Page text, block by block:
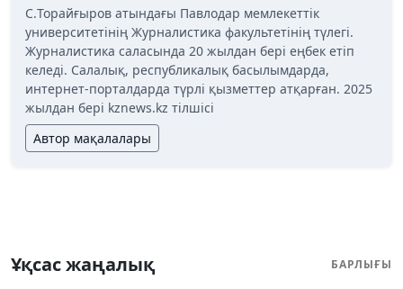
C.Торайғыров атындағы Павлодар мемлекеттік
университетінің Журналистика факультетінің түлегі.
Журналистика саласында 20 жылдан бері еңбек етіп
келеді. Салалық, республикалық басылымдарда,
интернет-порталдарда түрлі қызметтер атқарған. 2025
жылдан бері kznews.kz тілшісі
Автор мақалалары
Ұқсас жаңалық БАРЛЫҒЫ